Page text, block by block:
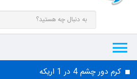
کرم دور چشم 4 در 1 اریکه